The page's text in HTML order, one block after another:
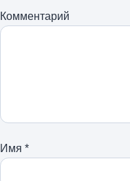
Комментарий
Имя *